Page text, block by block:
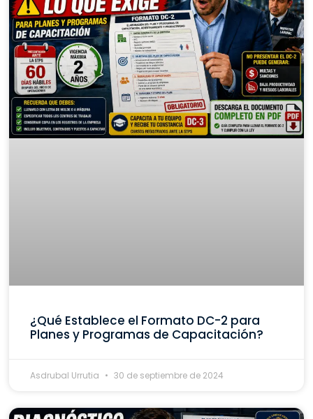
¿Qué Establece el Formato DC-2 para
Planes y Programas de Capacitación?
Asdrubal Urrutia 30 de septiembre de 2024